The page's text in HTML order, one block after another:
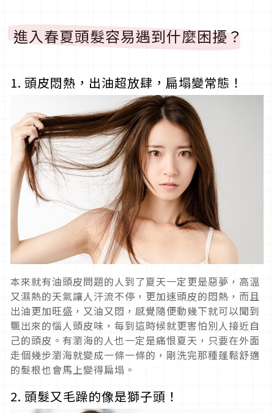
進入春夏頭髮容易遇到什麼困擾？
1. 頭皮悶熱，出油超放肆，扁塌變常態！
本來就有油頭皮問題的人到了夏天一定更是惡夢，高溫
又濕熱的天氣讓人汗流不停，更加速頭皮的悶熱，而且
出油更加旺盛，又油又悶，感覺隨便動幾下就可以聞到
飄出來的惱人頭皮味，每到這時候就更害怕別人接近自
己的頭皮。有瀏海的人也一定是痛恨夏天，只要在外面
走個幾步瀏海就變成一條一條的，剛洗完那種蓬鬆舒適
的髮根也會馬上變得扁塌。
2. 頭髮又毛躁的像是獅子頭！